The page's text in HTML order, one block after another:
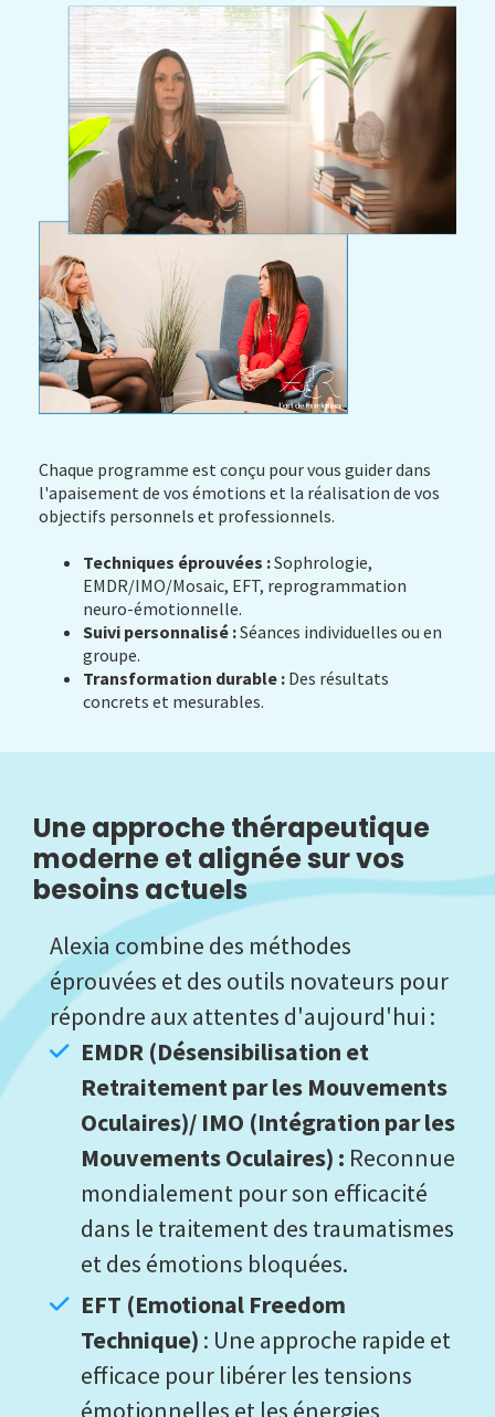
Chaque programme est conçu pour vous guider dans
l'apaisement de vos émotions et la réalisation de vos
objectifs personnels et professionnels.
Techniques éprouvées :Sophrologie,
EMDR/IMO/Mosaic, EFT, reprogrammation
neuro-émotionnelle.
Suivi personnalisé :Séances individuelles ou en
groupe.
Transformation durable : Des résultats
concrets et mesurables.
Une approche thérapeutique
moderne et alignée sur vos
besoins actuels
Alexia combine des méthodes
éprouvées et des outils novateurs pour
répondre aux attentes d'aujourd'hui :
EMDR (Désensibilisation et
Retraitement par les Mouvements
Oculaires)/ IMO (Intégration par les
Mouvements Oculaires) : Reconnue
mondialement pour son efficacité
dans le traitement des traumatismes
et des émotions bloquées.
EFT (Emotional Freedom
Technique) : Une approche rapide et
efficace pour libérer les tensions